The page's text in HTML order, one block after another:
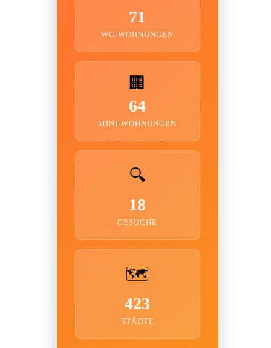
71
WG-WOHNUNGEN
🏢
64
MINI-WOHNUNGEN
🔍
18
GESUCHE
🗺️
423
STÄDTE